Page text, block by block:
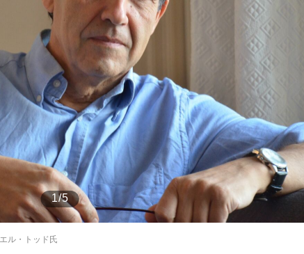
ー日本代表・森保一監督...
もっと見る
もっと見る
1/5
ル・トッド氏